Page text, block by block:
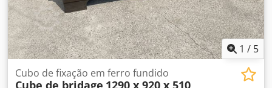
1 / 5
Cubo de fixação em ferro fundido
Cube de bridage 1290 x 920 x 510